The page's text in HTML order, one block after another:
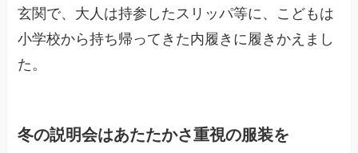
玄関で、大人は持参したスリッパ等に、こどもは
小学校から持ち帰ってきた内履きに履きかえまし
た。
冬の説明会はあたたかさ重視の服装を